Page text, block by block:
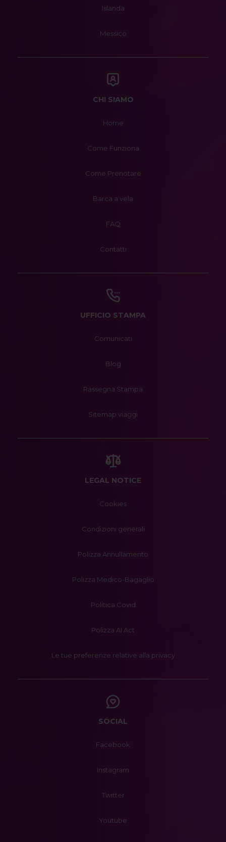
Islanda
Messico
CHI SIAMO
Home
Come Funziona
Come Prenotare
Barca a vela
FAQ
Contatti
UFFICIO STAMPA
Comunicati
Blog
Rassegna Stampa
Sitemap viaggi
LEGAL NOTICE
Cookies
Condizioni generali
Polizza Annullamento
Polizza Medico-Bagaglio
Politica Covid
Polizza AI Act
Le tue preferenze relative alla privacy
SOCIAL
Facebook
Instagram
Twitter
Youtube